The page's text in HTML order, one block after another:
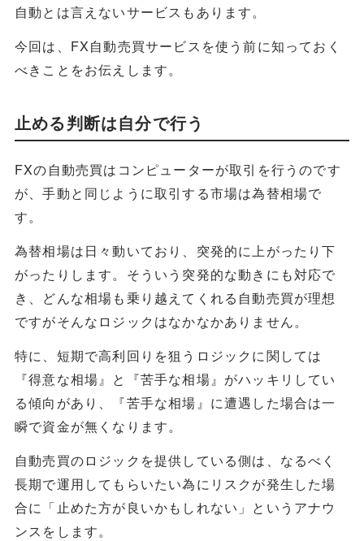
自動とは言えないサービスもあります。
今回は、FX自動売買サービスを使う前に知っておく
べきことをお伝えします。
止める判断は自分で行う
FXの自動売買はコンピューターが取引を行うのです
が、手動と同じように取引する市場は為替相場で
す。
為替相場は日々動いており、突発的に上がったり下
がったりします。そういう突発的な動きにも対応で
き、どんな相場も乗り越えてくれる自動売買が理想
ですがそんなロジックはなかなかありません。
特に、短期で高利回りを狙うロジックに関しては
『得意な相場』と『苦手な相場』がハッキリしてい
る傾向があり、『苦手な相場』に遭遇した場合は一
瞬で資金が無くなります。
自動売買のロジックを提供している側は、なるべく
長期で運用してもらいたい為にリスクが発生した場
合に「止めた方が良いかもしれない」というアナウ
ンスをします。